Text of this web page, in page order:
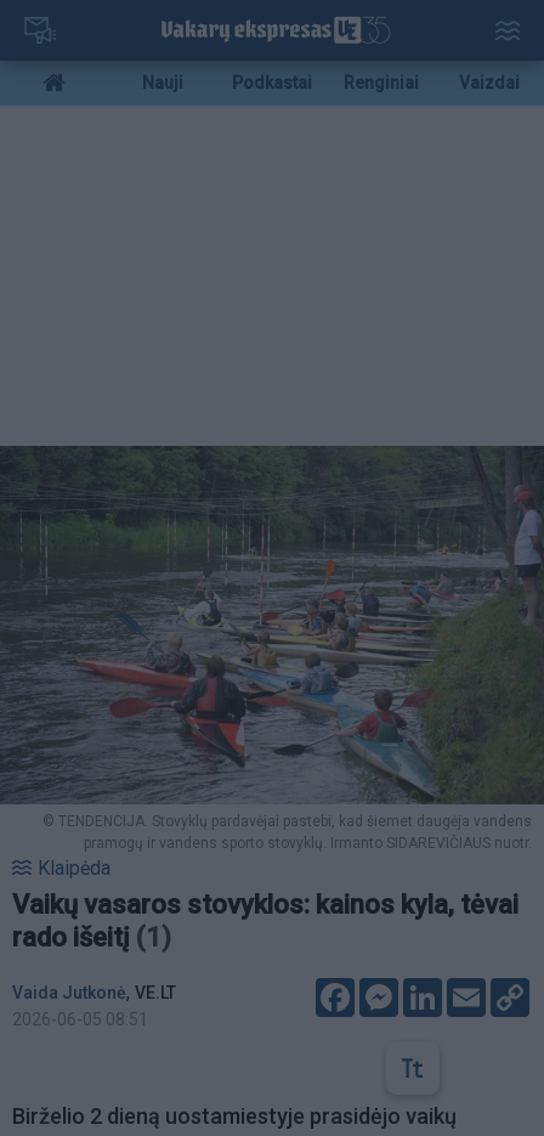
Pereiti
pagrindinį
turinį
Mobile
menu
Nauji Podkastai Renginiai Vaizdai
© TENDENCIJA. Stovyklų pardavėjai pastebi, kad šiemet daugėja vandens
pramogų ir vandens sporto stovyklų. Irmanto SIDAREVIČIAUS nuotr.
Klaipėda
Vaikų vasaros stovyklos: kainos kyla, tėvai
rado išeitį (1)
Vaida Jutkonė, VE.LT
2026-06-05 08:51
FacebookMessenger
LinkedIn
Email
Birželio 2 dieną uostamiestyje prasidėjo vaikų